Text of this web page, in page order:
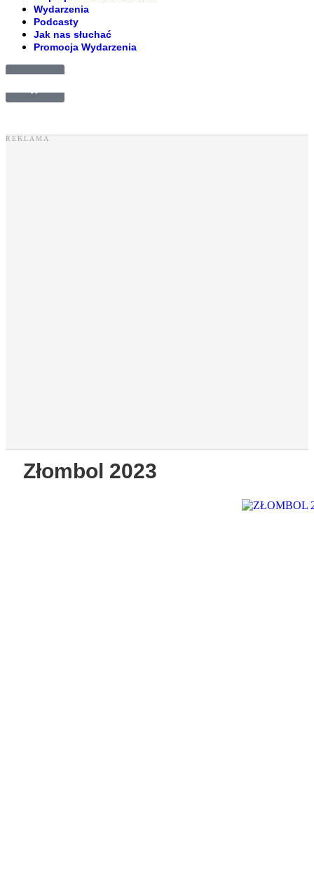
Wydarzenia
Podcasty
Jak nas słuchać
Promocja Wydarzenia
£0.00
Złombol 2023